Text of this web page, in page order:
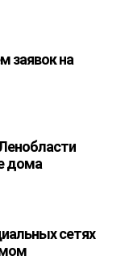
заявок на
дома
сетях